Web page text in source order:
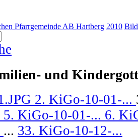
Pfarrgemeinde AB Hartberg 2010
und
2. KiGo-10-01-...
5. KiGo-10-01-... 6.
... 33. KiGo-10-12-...